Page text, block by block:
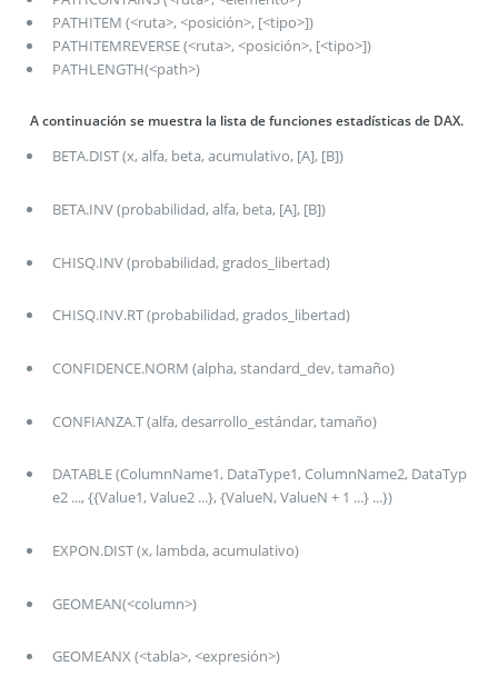
PATHITEM (<ruta>, <posición>, [<tipo>])
PATHITEMREVERSE (<ruta>, <posición>, [<tipo>])
PATHLENGTH(<path>)
A continuación se muestra la lista de funciones estadísticas de DAX.
BETA.DIST (x, alfa, beta, acumulativo, [A], [B])
BETA.INV (probabilidad, alfa, beta, [A], [B])
CHISQ.INV (probabilidad, grados_libertad)
CHISQ.INV.RT (probabilidad, grados_libertad)
CONFIDENCE.NORM (alpha, standard_dev, tamaño)
CONFIANZA.T (alfa, desarrollo_estándar, tamaño)
DATABLE (ColumnName1, DataType1, ColumnName2, DataTyp
e2 ..., {{Value1, Value2 ...}, {ValueN, ValueN + 1 ...} ...})
EXPON.DIST (x, lambda, acumulativo)
GEOMEAN(<column>)
GEOMEANX (<tabla>, <expresión>)